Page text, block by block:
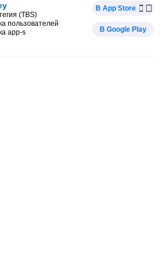
(TBS)
пользователей
app-s
В App Store
В Google Play